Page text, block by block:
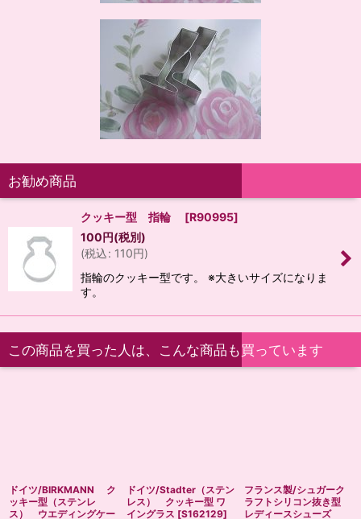
お勧め商品
クッキー型 指輪 [R90995]
100円(税別)
(税込: 110円)
指輪のクッキー型です。 ※大きいサイズになりま
す。
この商品を買った人は、こんな商品も買っています
ドイツ/BIRKMANN ク
ッキー型（ステンレ
ス） ウエディングケー
ドイツ/Stadter（ステン
レス） クッキー型 ワ
イングラス [S162129]
フランス製/シュガーク
ラフトシリコン抜き型
レディースシューズ